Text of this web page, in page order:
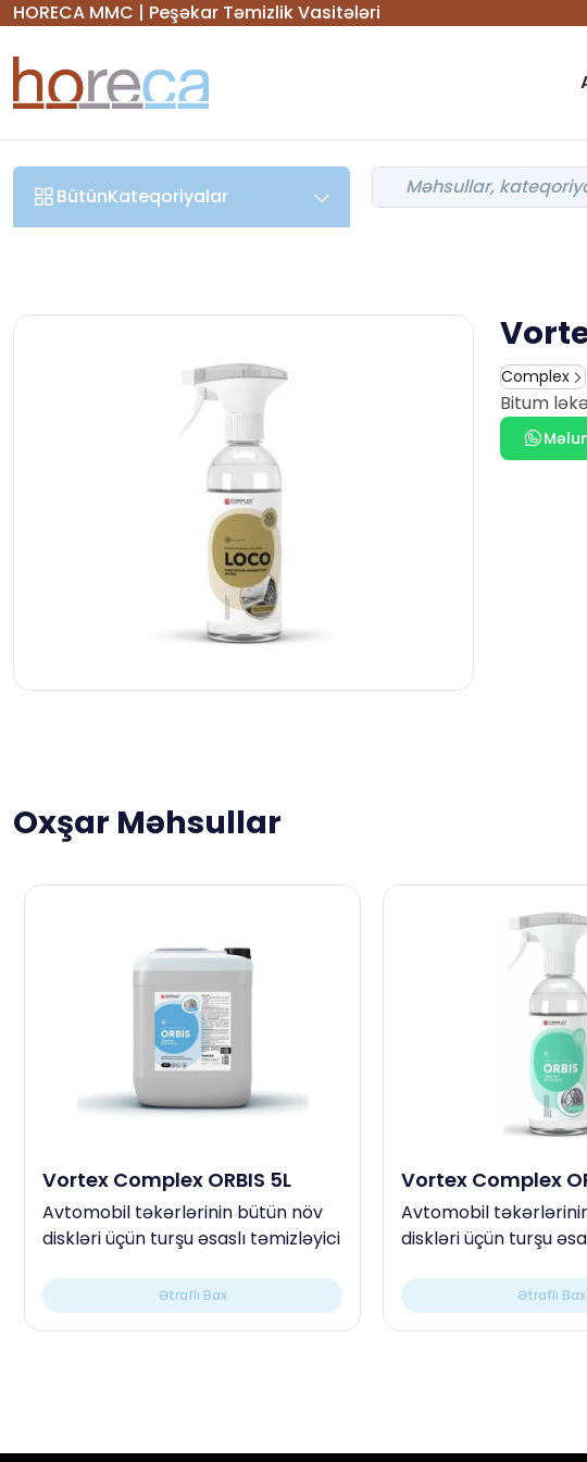
HORECA MMC | Peşəkar Təmizlik Vasitələri
BütünKateqoriyalar
Complex
Bitum
Oxşar Məhsullar
Vortex Complex ORBIS 5L
Avtomobil təkərlərinin bütün növ
diskləri üçün turşu əsaslı təmizləyici
Ətraflı Bax
Vortex Complex
Avtomobil
diskləri üçün turşu
Ətraflı Bax